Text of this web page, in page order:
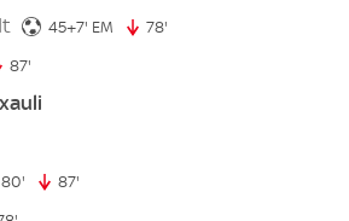
45+7' 52. minute
EM 78'
87'
80' 80. minute
87'